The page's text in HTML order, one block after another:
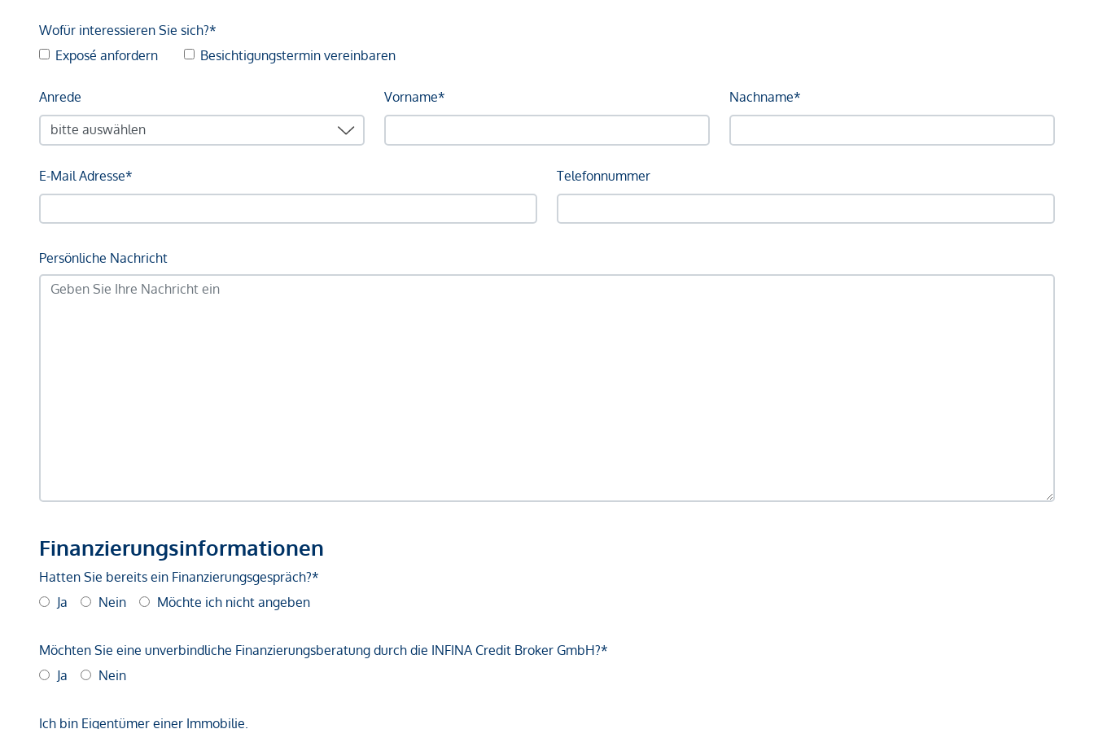
Wofür interessieren Sie sich?*
Exposé anfordern
Besichtigungstermin vereinbaren
Anrede Vorname* Nachname*
E-Mail Adresse* Telefonnummer
Persönliche Nachricht
Finanzierungsinformationen
Hatten Sie bereits ein Finanzierungsgespräch?*
Ja
Nein Möchte ich nicht angeben
Möchten Sie eine unverbindliche Finanzierungsberatung durch die INFINA Credit Broker GmbH?*
Ja
Nein
Ich bin Eigentümer einer Immobilie.